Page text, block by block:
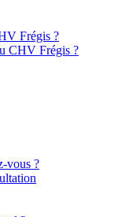
Frégis ?
CHV Frégis ?
vous ?